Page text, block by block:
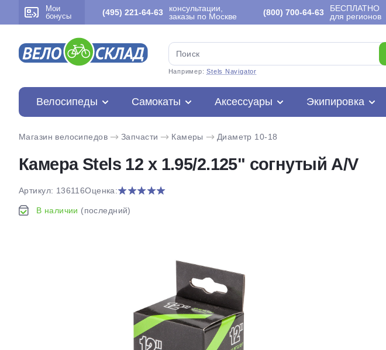
Мои
бонусы
(495) 221-64-63
консультации,
заказы по Москве
(800) 700-64-63
БЕСПЛАТНО
для регионов
Например:Stels Navigator
Велосипеды Самокаты Аксессуары Экипировка
Магазин велосипедов Запчасти Камеры Диаметр 10-18
Камера Stels 12 x 1.95/2.125ʺ согнутый A/V
Артикул: 136116Оценка:
В наличии (последний)
без